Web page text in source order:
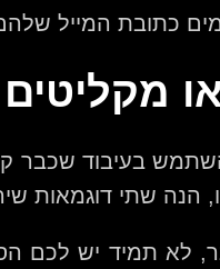
כתובת המייל
בעיבוד שכבר
הנה שתי דוגמאות
לא תמיד יש לכם